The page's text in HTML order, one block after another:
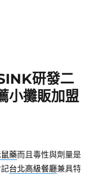
研發二
小攤販加盟
藥而且毒性與劑量是
台北高級餐廳兼具特